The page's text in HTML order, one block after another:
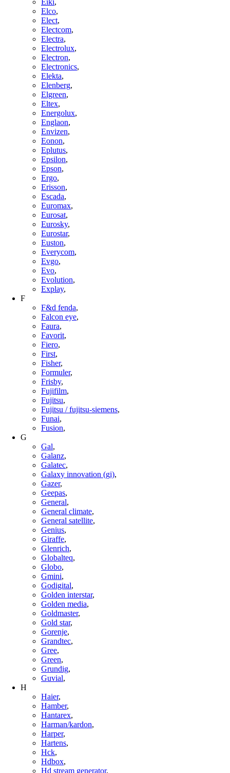
Elco,
Elect,
Electcom,
Electra,
Electrolux,
Electron,
Electronics,
Elekta,
Elenberg,
Elgreen,
Eltex,
Energolux,
Englaon,
Envizen,
Eonon,
Eplutus,
Epsilon,
Epson,
Ergo,
Erisson,
Escada,
Euromax,
Eurosat,
Eurosky,
Eurostar,
Euston,
Everycom,
Evgo,
Evo,
Evolution,
Explay,
F
F&d fenda,
Falcon eye,
Faura,
Favorit,
Fiero,
First,
Fisher,
Formuler,
Frisby,
Fujifilm,
Fujitsu,
Fujitsu / fujitsu-siemens,
Funai,
Fusion,
G
Gal,
Galanz,
Galatec,
Galaxy innovation (gi),
Gazer,
Geepas,
General,
General climate,
General satellite,
Genius,
Giraffe,
Glenrich,
Globalteq,
Globo,
Gmini,
Godigital,
Golden interstar,
Golden media,
Goldmaster,
Gold star,
Gorenje,
Grandtec,
Gree,
Green,
Grundig,
Guvial,
H
Haier,
Hamber,
Hantarex,
Harman/kardon,
Harper,
Hartens,
Hck,
Hdbox,
Hd stream generator,